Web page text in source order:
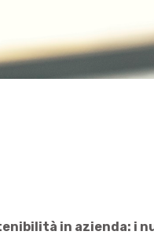
in azienda: i